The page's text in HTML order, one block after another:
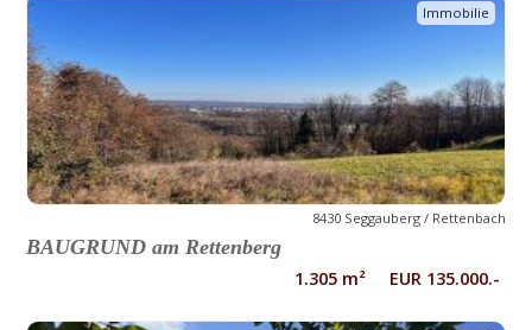
Immobilie
8430 Seggauberg / Rettenbach
BAUGRUND am Rettenberg
1.305 m² EUR 135.000.-